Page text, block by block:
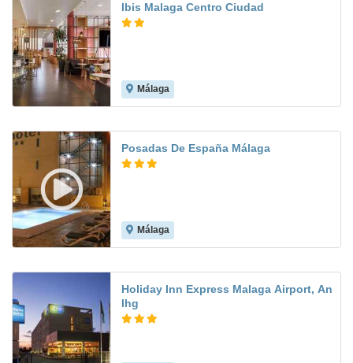
Ibis Malaga Centro Ciudad
Málaga
Posadas De España Málaga
Málaga
Holiday Inn Express Malaga Airport, An
Ihg